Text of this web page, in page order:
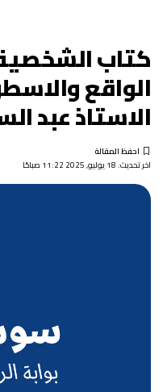
كتاب
الواقع
الاستاذ عبد
اخر تحديث: 18 يوليو, 2025 11:22 صباحًا